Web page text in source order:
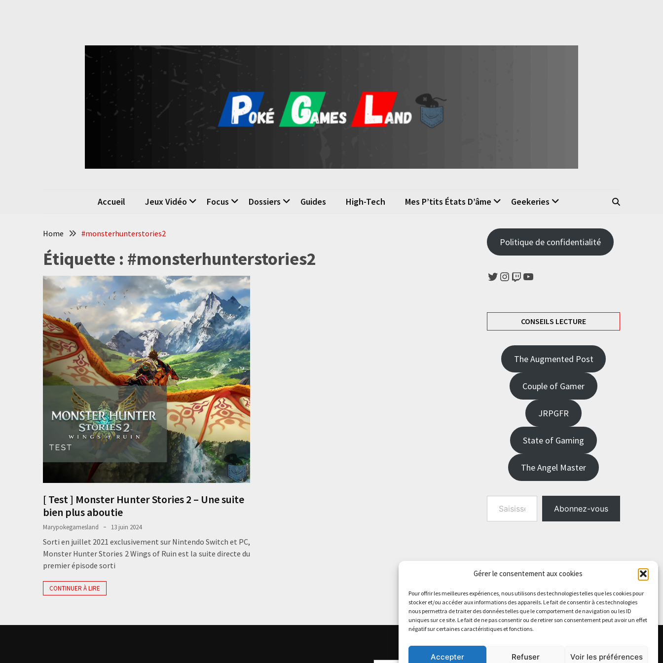
Gérer le consentement aux cookies
Pour offrir les meilleures expériences, nous utilisons des technologies telles que les cookies pour
stocker et/ou accéder aux informations des appareils. Le fait de consentir à ces technologies
nous permettra de traiter des données telles que le comportement de navigation ou les ID
uniques sur ce site. Le fait de ne pas consentir ou de retirer son consentement peut avoir un effet
négatif sur certaines caractéristiques et fonctions.
Accepter Refuser Voir les préférences
Poké Games Land
La passion du jeu vidéo
Accueil Jeux Vidéo Focus Dossiers Guides High-Tech Mes P’tits États D’âme Geekeries
Home #monsterhunterstories2
Étiquette : #monsterhunterstories2
[ Test ] Monster Hunter Stories 2 – Une suite
bien plus aboutie
Marypokegamesland 13 juin 2024
Sorti en juillet 2021 exclusivement sur Nintendo Switch et PC,
Monster Hunter Stories 2 Wings of Ruin est la suite directe du
premier épisode sorti
CONTINUER À LIRE
Politique de confidentialité
Twitter
Instagram
TwitchYouTube
CONSEILS LECTURE
The Augmented Post
Couple of Gamer
JRPGFR
State of Gaming
The Angel Master
Saisissez votre adresse e-mail…
Abonnez-vous